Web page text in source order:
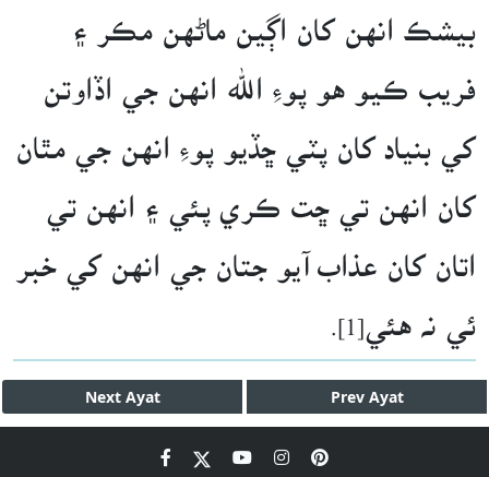
بيشڪ انهن کان اڳين ماڻهن مڪر ۽
فريب ڪيو هو پوءِ الله انهن جي اڏاوتن
کي بنياد کان پٽي ڇڏيو پوءِ انهن جي مٿان
کان انهن تي ڇت ڪري پئي ۽ انهن تي
اتان کان عذاب آيو جتان جي انهن کي خبر
Next Ayat Prev Ayat